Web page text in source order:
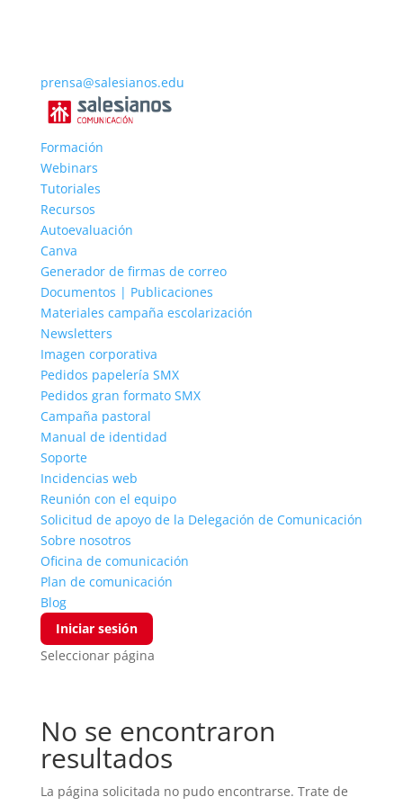
prensa@salesianos.edu
Formación
Webinars
Tutoriales
Recursos
Autoevaluación
Canva
Generador de firmas de correo
Documentos | Publicaciones
Materiales campaña escolarización
Newsletters
Imagen corporativa
Pedidos papelería SMX
Pedidos gran formato SMX
Campaña pastoral
Manual de identidad
Soporte
Incidencias web
Reunión con el equipo
Solicitud de apoyo de la Delegación de Comunicación
Sobre nosotros
Oficina de comunicación
Plan de comunicación
Blog
Iniciar sesión
Seleccionar página
No se encontraron
resultados
La página solicitada no pudo encontrarse. Trate de